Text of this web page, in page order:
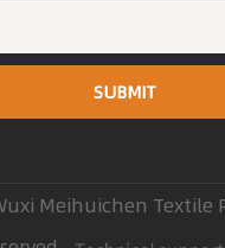
Meihuichen Textile